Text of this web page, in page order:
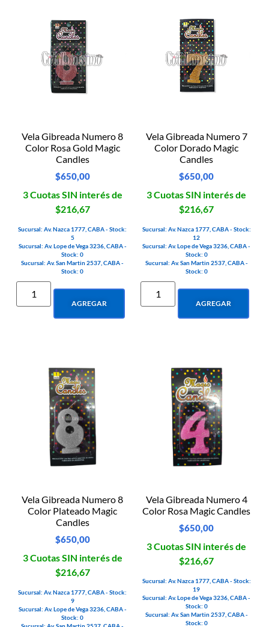
Vela Gibreada Numero 8
Color Rosa Gold Magic
Candles
$650,00
3 Cuotas SIN interés de
$216,67
Sucursal: Av. Nazca 1777, CABA - Stock:
5
Sucursal: Av. Lope de Vega 3236, CABA -
Stock: 0
Sucursal: Av. San Martin 2537, CABA -
Stock: 0
AGREGAR
Vela Gibreada Numero 7
Color Dorado Magic
Candles
$650,00
3 Cuotas SIN interés de
$216,67
Sucursal: Av. Nazca 1777, CABA - Stock:
12
Sucursal: Av. Lope de Vega 3236, CABA -
Stock: 0
Sucursal: Av. San Martin 2537, CABA -
Stock: 0
AGREGAR
Vela Gibreada Numero 8
Color Plateado Magic
Candles
$650,00
3 Cuotas SIN interés de
$216,67
Sucursal: Av. Nazca 1777, CABA - Stock:
9
Sucursal: Av. Lope de Vega 3236, CABA -
Stock: 0
Vela Gibreada Numero 4
Color Rosa Magic Candles
$650,00
3 Cuotas SIN interés de
$216,67
Sucursal: Av. Nazca 1777, CABA - Stock:
19
Sucursal: Av. Lope de Vega 3236, CABA -
Stock: 0
Sucursal: Av. San Martin 2537, CABA -
Stock: 0